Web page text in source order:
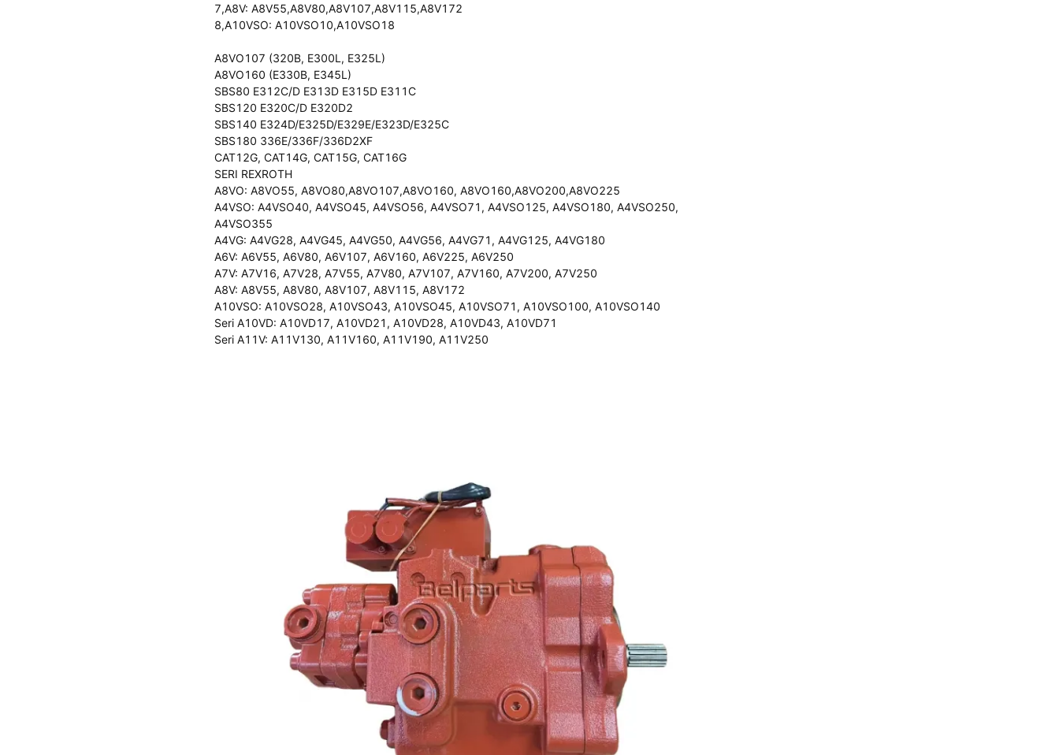
7,A8V: A8V55,A8V80,A8V107,A8V115,A8V172
8,A10VSO: A10VSO10,A10VSO18
A8VO107 (320B, E300L, E325L)
A8VO160 (E330B, E345L)
SBS80 E312C/D E313D E315D E311C
SBS120 E320C/D E320D2
SBS140 E324D/E325D/E329E/E323D/E325C
SBS180 336E/336F/336D2XF
CAT12G, CAT14G, CAT15G, CAT16G
SERI REXROTH
A8VO: A8VO55, A8VO80,A8VO107,A8VO160, A8VO160,A8VO200,A8VO225
A4VSO: A4VSO40, A4VSO45, A4VSO56, A4VSO71, A4VSO125, A4VSO180, A4VSO250,
A4VSO355
A4VG: A4VG28, A4VG45, A4VG50, A4VG56, A4VG71, A4VG125, A4VG180
A6V: A6V55, A6V80, A6V107, A6V160, A6V225, A6V250
A7V: A7V16, A7V28, A7V55, A7V80, A7V107, A7V160, A7V200, A7V250
A8V: A8V55, A8V80, A8V107, A8V115, A8V172
A10VSO: A10VSO28, A10VSO43, A10VSO45, A10VSO71, A10VSO100, A10VSO140
Seri A10VD: A10VD17, A10VD21, A10VD28, A10VD43, A10VD71
Seri A11V: A11V130, A11V160, A11V190, A11V250